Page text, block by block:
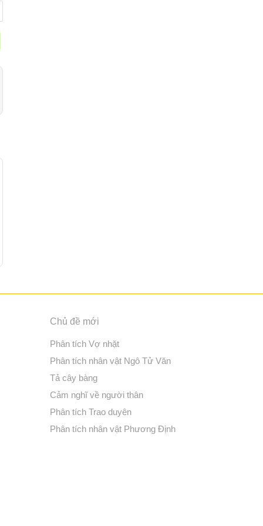
Chủ đề mới
Phân tích Vợ nhặt
Phân tích nhân vật Ngô Tử Văn
Tả cây bàng
Cảm nghĩ về người thân
Phân tích Trao duyên
Phân tích nhân vật Phương Định